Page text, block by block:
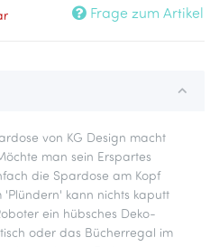
Frage zum Artikel
von KG Design macht
man sein Erspartes
die Spardose am Kopf
kann nichts kaputt
ein hübsches Deko-
oder das Bücherregal im